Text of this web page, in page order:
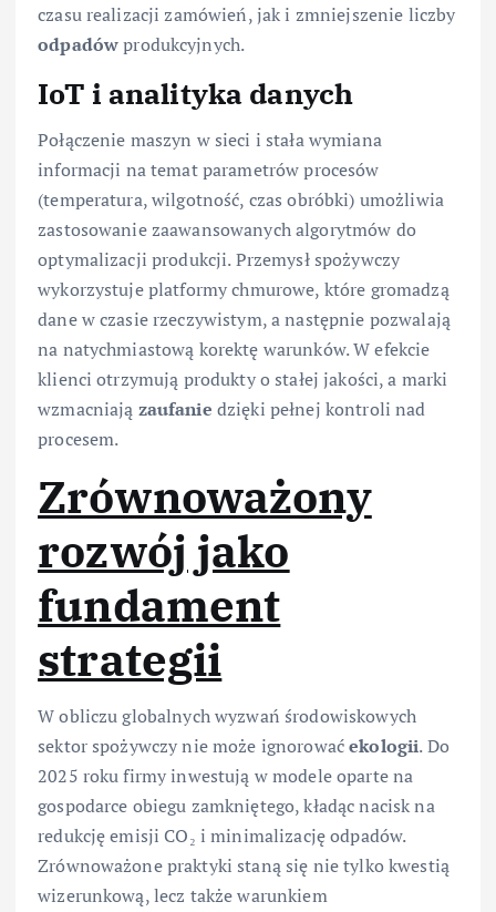
czasu realizacji zamówień, jak i zmniejszenie liczby
odpadówprodukcyjnych.
IoT i analityka danych
Połączenie maszyn w sieci i stała wymiana
informacji na temat parametrów procesów
(temperatura, wilgotność, czas obróbki) umożliwia
zastosowanie zaawansowanych algorytmów do
optymalizacji produkcji. Przemysł spożywczy
wykorzystuje platformy chmurowe, które gromadzą
dane w czasie rzeczywistym, a następnie pozwalają
na natychmiastową korektę warunków. W efekcie
klienci otrzymują produkty o stałej jakości, a marki
wzmacniają zaufanie dzięki pełnej kontroli nad
procesem.
Zrównoważony
rozwój jako
fundament
strategii
W obliczu globalnych wyzwań środowiskowych
sektor spożywczy nie może ignorowaćekologii. Do
2025 roku firmy inwestują w modele oparte na
gospodarce obiegu zamkniętego, kładąc nacisk na
redukcję emisji CO₂ i minimalizację odpadów.
Zrównoważone praktyki staną się nie tylko kwestią
wizerunkową, lecz także warunkiem